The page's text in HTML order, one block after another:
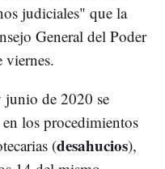
judiciales" que la
General del Poder
viernes.
junio de 2020 se
los procedimientos
(desahucios),